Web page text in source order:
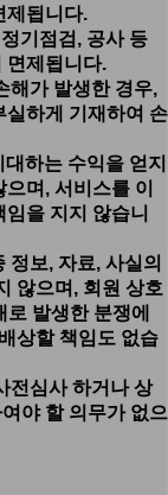
제됩니다.
기점검, 공사 등
면제됩니다.
해가 발생한 경우,
실하게 기재하여 손
하는 수익을 얻지
며, 서비스를 이
을 지지 않습니
보, 자료, 사실의
않으며, 회원 상호
발생한 분쟁에
상할 책임도 없습
전심사 하거나 상
야 할 의무가 없으